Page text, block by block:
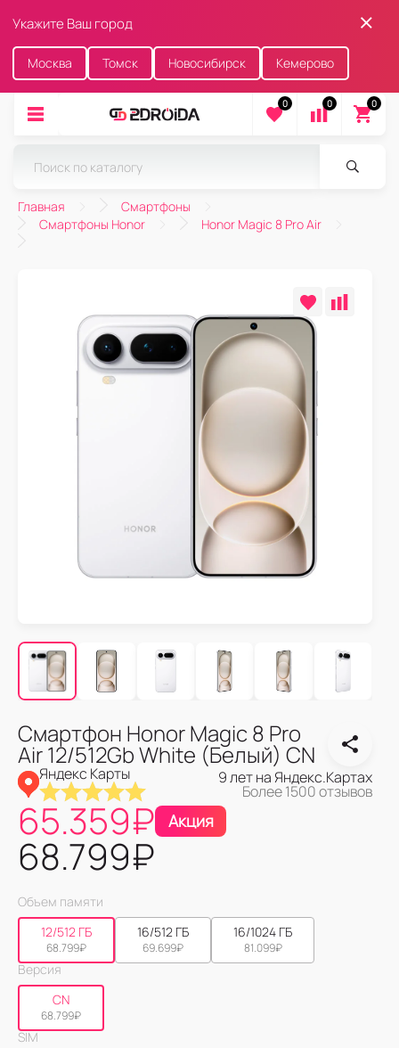
Укажите Ваш город
Москва Томск Новосибирск Кемерово
0 0 0
Главная
Смартфоны
Смартфоны Honor
Honor Magic 8 Pro Air
Смартфон Honor Magic 8 Pro
Air 12/512Gb White (Белый) CN
Яндекс Карты 9 лет на Яндекс.Картах
Более 1500 отзывов
65.359₽ Акция
68.799₽
Объем памяти
12/512 ГБ
68.799₽
16/512 ГБ
69.699₽
16/1024 ГБ
81.099₽
Версия
CN
68.799₽
SIM